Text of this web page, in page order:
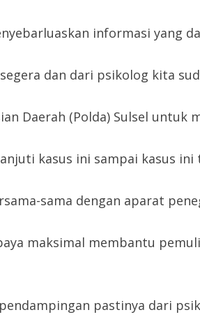
informasi yang
dan dari psikolog kita
Daerah (Polda) Sulsel
kasus ini sampai kasus
sama dengan aparat
maksimal membantu
pastinya dari